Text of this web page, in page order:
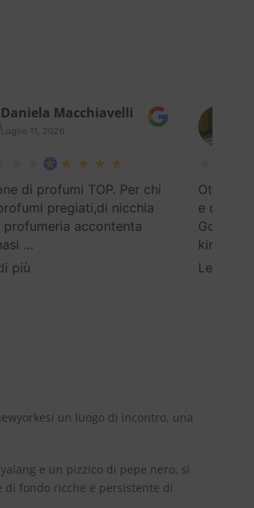
Daniela Macchiavelli
Luglio 11, 2026
di profumi TOP. Per chi
pregiati,di nicchia
profumeria accontenta
…
più
Ottimo
e
Google)
kind
Leggi di
un luogo di incontro, una
e un pizzico di pepe nero, si
fondo ricche e persistente di